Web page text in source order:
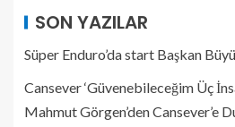
SON YAZILAR
Süper Enduro’da start Başkan
Cansever ‘Güvenebileceğim Üç
Mahmut Görgen’den Cansever’e